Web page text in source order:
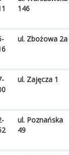
146
ul. Zbożowa 2a
ul. Zajęcza 1
ul. Poznańska
49